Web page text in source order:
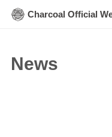
Charcoal Official
News